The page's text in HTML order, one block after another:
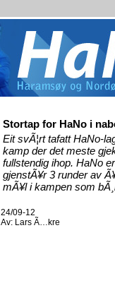
Stortap for HaNo i
Eit svÃ¦rt tafatt HaNo-
kamp der det meste
fullstendig ihop. HaNo
gjenstÃ¥r 3 runder av
mÃ¥l i kampen som
24/09-12
Av: Lars Ã…kre